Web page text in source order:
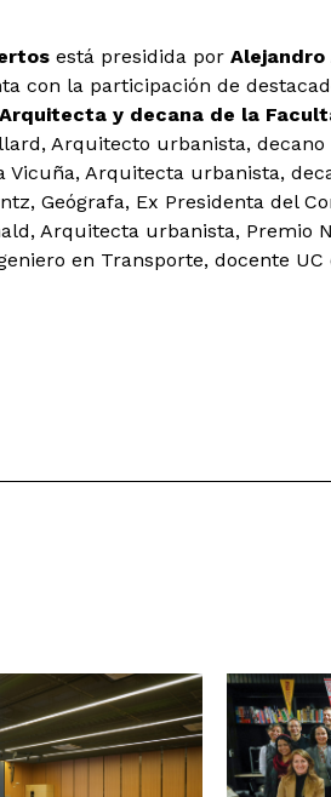
está presidida por Alejandro
con la participación de
y decana de la
Arquitecto urbanista,
Vicuña, Arquitecta urbanista,
Geógrafa, Ex Presidenta del
Arquitecta urbanista, Premio
en Transporte, docente UC